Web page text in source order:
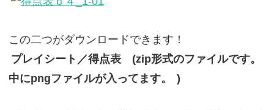
この二つがダウンロードできます！
プレイシート／得点表 (zip形式のファイルです。
中にpngファイルが入ってます。
)